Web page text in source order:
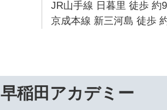
JR山手線 日暮里 徒歩 約
京成本線 新三河島 徒歩
早稲田アカデミー